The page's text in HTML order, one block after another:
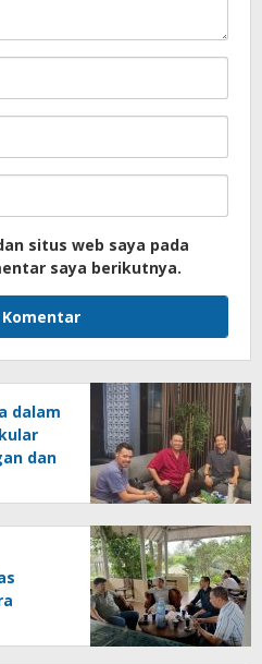
situs web saya pada
saya berikutnya.
dalam
dan